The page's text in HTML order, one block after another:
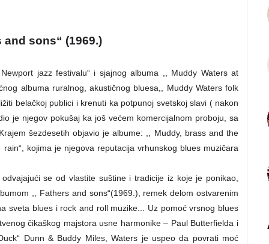
and sons“ (1969.)
jazz festivalu“ i sjajnog albuma ,, Muddy Waters at
albuma ruralnog, akustičnog bluesa,, Muddy Waters folk
belačkoj publici i krenuti ka potpunoj svetskoj slavi ( nakon
je njegov pokušaj ka još većem komercijalnom proboju, sa
šezdesetih objavio je albume: ,, Muddy, brass and the
kojima je njegova reputacija vrhunskog blues muzičara
se od vlastite suštine i tradicije iz koje je ponikao,
,, Fathers and sons“(1969.), remek delom ostvarenim
sveta blues i rock and roll muzike... Uz pomoć vrsnog blues
čikaškog majstora usne harmonike – Paul Butterfielda i
Dunn & Buddy Miles, Waters je uspeo da povrati moć